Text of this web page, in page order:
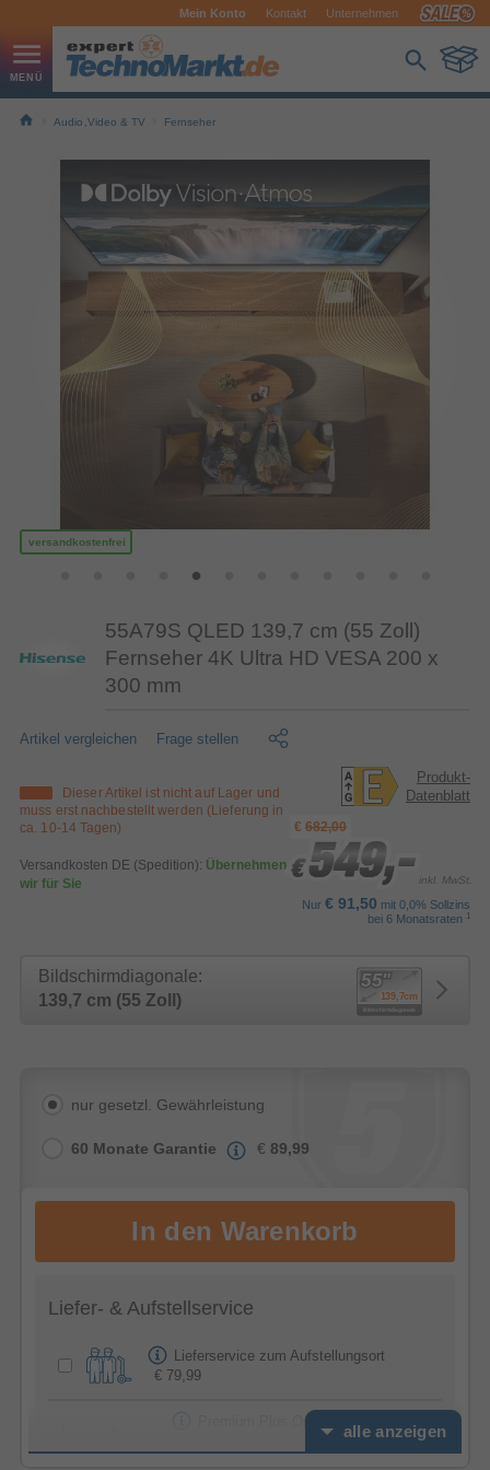
Mein Konto Kontakt Unternehmen
Audio,Video & TV Fernseher
versandkostenfrei
55A79S QLED 139,7 cm (55 Zoll)
Fernseher 4K Ultra HD VESA 200 x
300 mm
Artikel vergleichen Frage stellen
Dieser Artikel ist nicht auf Lager und
muss erst nachbestellt werden (Lieferung in
ca. 10-14 Tagen)
Versandkosten DE (Spedition): Übernehmen
wir für Sie
Produkt-
Datenblatt
€ 682,00
€ 549,-
€ 549,-
€ 549,- inkl. MwSt.
Nur € 91,50 mit 0,0% Sollzins
bei 6 Monatsraten 1
Bildschirmdiagonale:
139,7 cm (55 Zoll)
nur gesetzl. Gewährleistung
60 Monate Garantie € 89,99
Liefer- & Aufstellservice
Lieferservice zum Aufstellungsort
€ 79,99
Premium Plus Option -
alle anzeigen